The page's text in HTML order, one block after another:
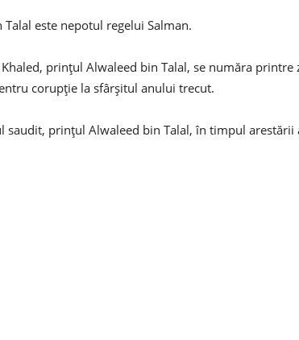
Talal este nepotul regelui Salman.
prințul Alwaleed bin Talal, se număra
corupție la sfârșitul anului trecut.
saudit, prințul Alwaleed bin Talal, în timpul arestării